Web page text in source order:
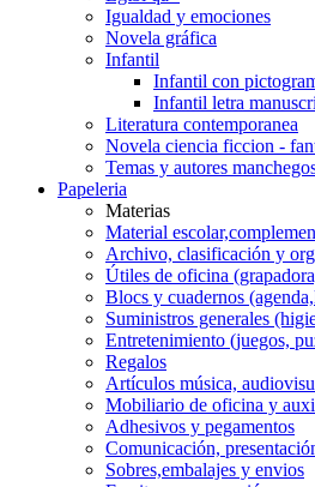
Igualdad y emociones
Novela gráfica
Infantil
Infantil con
Infantil letra
Literatura contemporanea
Novela ciencia ficcion -
Temas y autores
Papeleria
Materias
Material
Archivo, clasificación y
Útiles de oficina
Blocs y cuadernos
Suministros generales
Entretenimiento (juegos,
Regalos
Artículos música,
Mobiliario de oficina y
Adhesivos y pegamentos
Comunicación,
Sobres,embalajes y envios